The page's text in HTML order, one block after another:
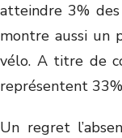
atteindre 3%
montre aussi un
vélo. A titre de
représentent
Un regret